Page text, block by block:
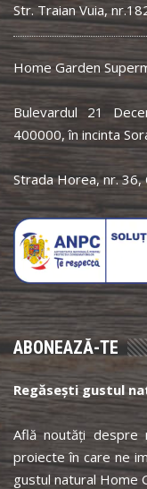
Str. Traian Vuia,
Home Garden
Bulevardul 21
400000, în incinta
Strada Horea, nr. 36,
ABONEAZĂ-TE
Regăsești gustul
Află noutăți despre
proiecte în care ne
gustul natural Home